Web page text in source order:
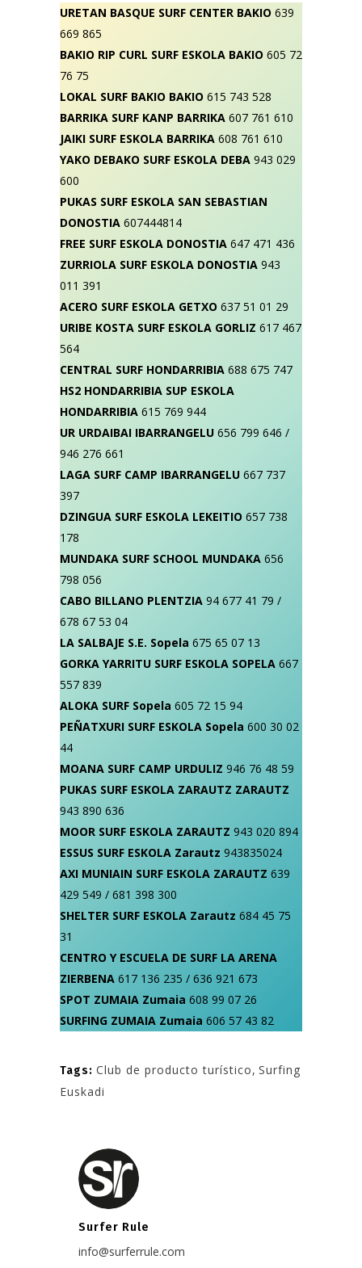
URETAN BASQUE SURF CENTER BAKIO 639
669 865
BAKIO RIP CURL SURF ESKOLA BAKIO 605 72
76 75
LOKAL SURF BAKIO BAKIO 615 743 528
BARRIKA SURF KANP BARRIKA 607 761 610
JAIKI SURF ESKOLA BARRIKA 608 761 610
YAKO DEBAKO SURF ESKOLA DEBA 943 029
600
PUKAS SURF ESKOLA SAN SEBASTIAN
DONOSTIA 607444814
FREE SURF ESKOLA DONOSTIA 647 471 436
ZURRIOLA SURF ESKOLA DONOSTIA 943
011 391
ACERO SURF ESKOLA GETXO 637 51 01 29
URIBE KOSTA SURF ESKOLA GORLIZ 617 467
564
CENTRAL SURF HONDARRIBIA 688 675 747
HS2 HONDARRIBIA SUP ESKOLA
HONDARRIBIA 615 769 944
UR URDAIBAI IBARRANGELU 656 799 646 /
946 276 661
LAGA SURF CAMP IBARRANGELU 667 737
397
DZINGUA SURF ESKOLA LEKEITIO 657 738
178
MUNDAKA SURF SCHOOL MUNDAKA 656
798 056
CABO BILLANO PLENTZIA 94 677 41 79 /
678 67 53 04
LA SALBAJE S.E. Sopela 675 65 07 13
GORKA YARRITU SURF ESKOLA SOPELA 667
557 839
ALOKA SURF Sopela 605 72 15 94
PEÑATXURI SURF ESKOLA Sopela 600 30 02
44
MOANA SURF CAMP URDULIZ 946 76 48 59
PUKAS SURF ESKOLA ZARAUTZ ZARAUTZ
943 890 636
MOOR SURF ESKOLA ZARAUTZ 943 020 894
ESSUS SURF ESKOLA Zarautz 943835024
AXI MUNIAIN SURF ESKOLA ZARAUTZ 639
429 549 / 681 398 300
SHELTER SURF ESKOLA Zarautz 684 45 75
31
CENTRO Y ESCUELA DE SURF LA ARENA
ZIERBENA 617 136 235 / 636 921 673
SPOT ZUMAIA Zumaia 608 99 07 26
SURFING ZUMAIA Zumaia 606 57 43 82
Tags: Club de producto turístico, Surfing
Euskadi
Surfer Rule
info@surferrule.com